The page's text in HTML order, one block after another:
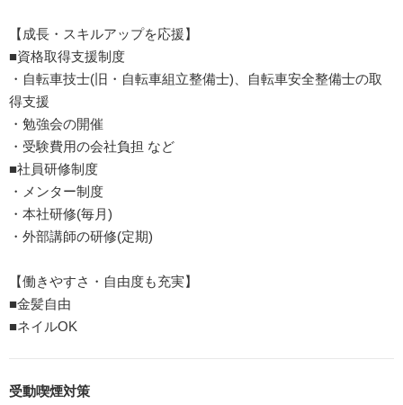
【成長・スキルアップを応援】
■資格取得支援制度
・自転車技士(旧・自転車組立整備士)、自転車安全整備士の取
得支援
・勉強会の開催
・受験費用の会社負担 など
■社員研修制度
・メンター制度
・本社研修(毎月)
・外部講師の研修(定期)
【働きやすさ・自由度も充実】
■金髪自由
■ネイルOK
受動喫煙対策